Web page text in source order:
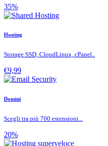
35%
Hosting
Storage SSD, CloudLinux, cPanel..
€9,99
Domini
Scegli tra più 700 estensioni...
20%